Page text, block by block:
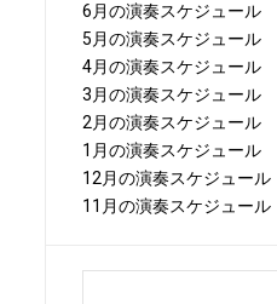
6月の演奏スケジュール
5月の演奏スケジュール
4月の演奏スケジュール
3月の演奏スケジュール
2月の演奏スケジュール
1月の演奏スケジュール
12月の演奏スケジュール
11月の演奏スケジュール